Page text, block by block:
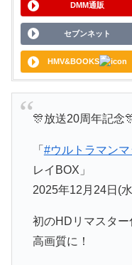
DMM通販
セブンネット
HMV&BOOKS
🎊放送20周年記念
「 #ウルトラマンマ
レイBOX」
2025年12月24日(
初のHDリマスタ
高画質に！